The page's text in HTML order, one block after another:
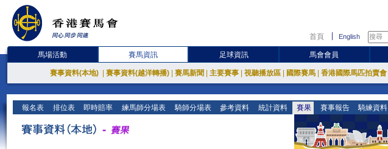
首頁 English
馬場活動 賽馬資訊 足球資訊 馬會會員
賽事資料(本地) 賽事資料(越洋轉播) 賽馬新聞 主要賽事 視聽播放區 國際賽馬 香港國際馬匹拍賣會
報名表 排位表 即時賠率 練馬師分場表 騎師分場表 參考資料 統計資料 賽果 賽事報告 騎練資料